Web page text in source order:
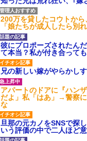
200万を貸したコウトか
「娘たちが成人したら別
彼にプロポーズされたん
て本当？私が付き合っても
兄の新しい嫁がやらかし
アパートのドアに『ハン
だよ」私「はあ」→警察
な
旦那の元カノをSNSで探
いう評価の中で二人ほど